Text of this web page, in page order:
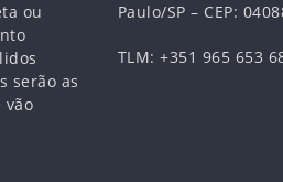
ou
serão as
vão
Paulo/SP – CEP:
TLM: +351 965 653